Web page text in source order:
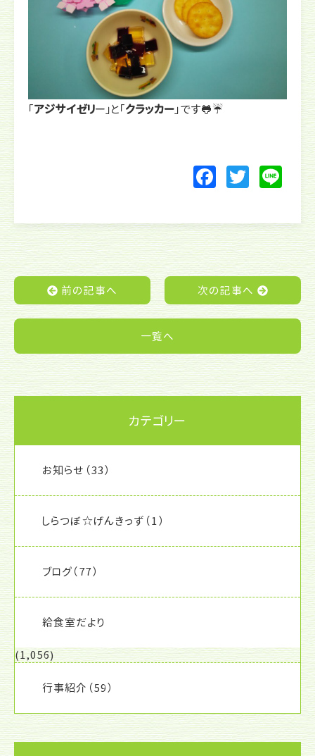
「アジサイゼリー」と「クラッカー」です🐸☔
F
c
e
b
o
o
T
itt
er
Li
e
前の記事へ 次の記事へ
一覧へ
カテゴリー
お知らせ （33）
しらつぼ☆げんきっず （1）
ブログ（77）
給食室だより
(1,056)
行事紹介 （59）